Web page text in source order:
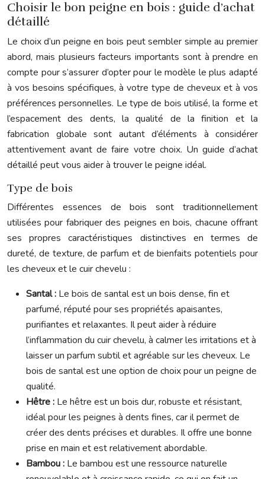
Choisir le bon peigne en bois : guide d’achat
détaillé
Le choix d’un peigne en bois peut sembler simple au premier
abord, mais plusieurs facteurs importants sont à prendre en
compte pour s’assurer d’opter pour le modèle le plus adapté
à vos besoins spécifiques, à votre type de cheveux et à vos
préférences personnelles. Le type de bois utilisé, la forme et
l’espacement des dents, la qualité de la finition et la
fabrication globale sont autant d’éléments à considérer
attentivement avant de faire votre choix. Un guide d’achat
détaillé peut vous aider à trouver le peigne idéal.
Type de bois
Différentes essences de bois sont traditionnellement
utilisées pour fabriquer des peignes en bois, chacune offrant
ses propres caractéristiques distinctives en termes de
dureté, de texture, de parfum et de bienfaits potentiels pour
les cheveux et le cuir chevelu :
Santal : Le bois de santal est un bois dense, fin et
parfumé, réputé pour ses propriétés apaisantes,
purifiantes et relaxantes. Il peut aider à réduire
l’inflammation du cuir chevelu, à calmer les irritations et à
laisser un parfum subtil et agréable sur les cheveux. Le
bois de santal est une option de choix pour un peigne de
qualité.
Hêtre : Le hêtre est un bois dur, robuste et résistant,
idéal pour les peignes à dents fines, car il permet de
créer des dents précises et durables. Il offre une bonne
prise en main et est relativement abordable.
Bambou : Le bambou est une ressource naturelle